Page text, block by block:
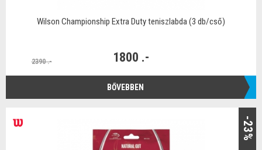
Wilson Championship Extra Duty teniszlabda (3 db/cső)
2390 .- 1800 .-
BŐVEBBEN
-23%